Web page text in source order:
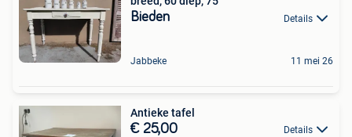
Bieden Details
Jabbeke 11 mei 26
Antieke tafel
€ 25,00 Details